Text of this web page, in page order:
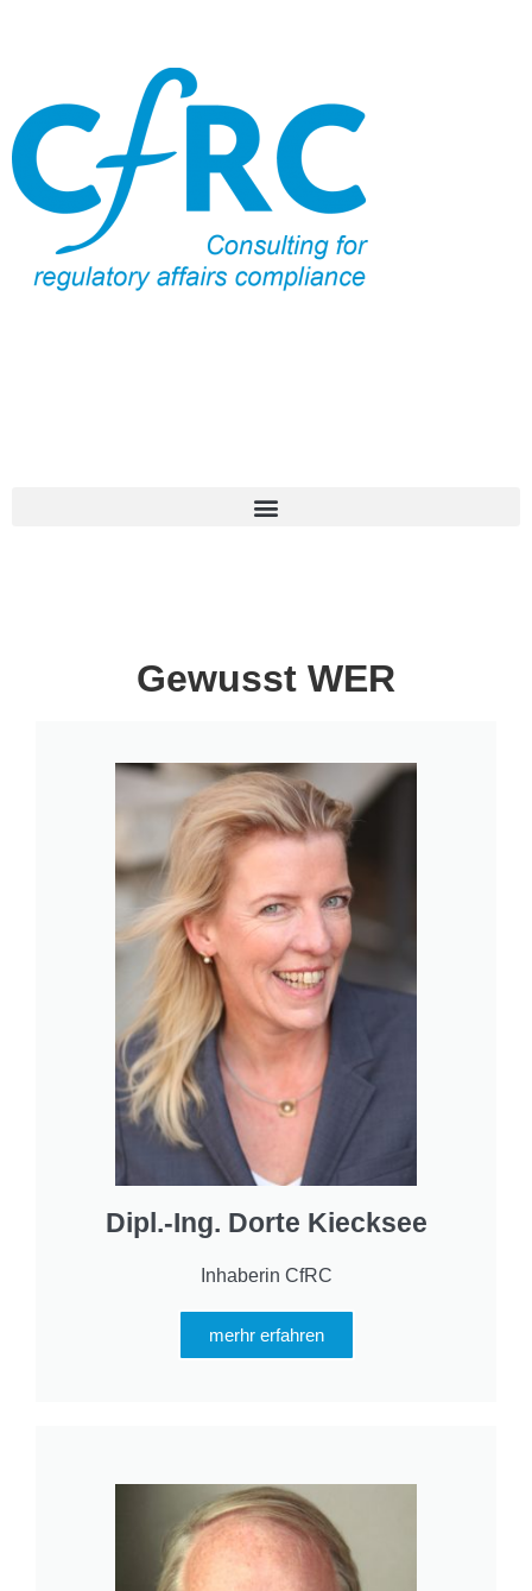
Gewusst WER
Dipl.-Ing. Dorte Kiecksee
Inhaberin CfRC
merhr erfahren